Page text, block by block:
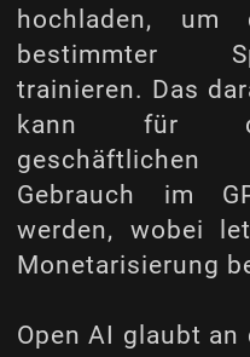
hochladen, um
bestimmter
trainieren. Das
kann für
Gebrauch im
werden, wobei
Monetarisierung
Open AI glaubt